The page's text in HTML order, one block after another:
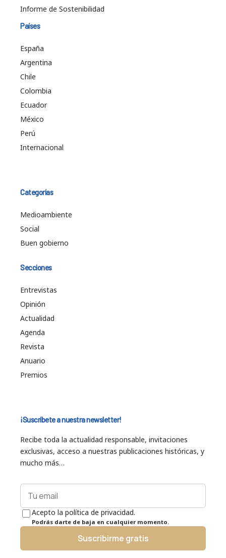
Informe de Sostenibilidad
Países
España
Argentina
Chile
Colombia
Ecuador
México
Perú
Internacional
Categorías
Medioambiente
Social
Buen gobierno
Secciones
Entrevistas
Opinión
Actualidad
Agenda
Revista
Anuario
Premios
¡Suscríbete a nuestra newsletter!
Recibe toda la actualidad responsable, invitaciones
exclusivas, acceso a nuestras publicaciones históricas, y
mucho más…
Acepto la política de privacidad.
Podrás darte de baja en cualquier momento.
Suscribirme gratis